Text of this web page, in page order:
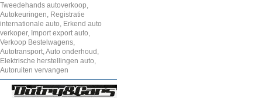
Tweedehands autoverkoop,
Autokeuringen, Registratie
internationale auto, Erkend auto
verkoper, Import export auto,
Verkoop Bestelwagens,
Autotransport, Auto onderhoud,
Elektrische herstellingen auto,
Autoruiten vervangen